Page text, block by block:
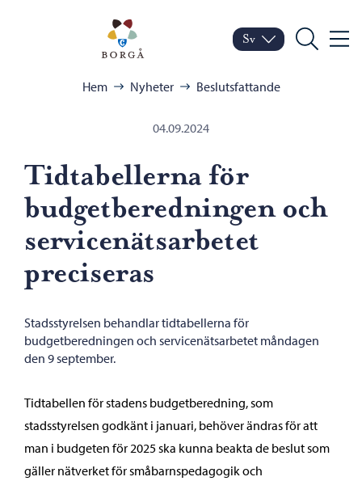
Porvoo – Gå till
Byt språk
Nuvarande språk:
Sv
Sök Meny
Hem Nyheter Beslutsfattande
04.09.2024
Tidtabellerna för
budgetberedningen och
servicenätsarbetet
preciseras
Stadsstyrelsen behandlar tidtabellerna för
budgetberedningen och servicenätsarbetet måndagen
den 9 september.
Tidtabellen för stadens budgetberedning, som
stadsstyrelsen godkänt i januari, behöver ändras för att
man i budgeten för 2025 ska kunna beakta de beslut som
gäller nätverket för småbarnspedagogik och